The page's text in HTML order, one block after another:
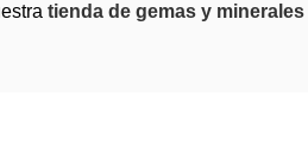
tienda de gemas y